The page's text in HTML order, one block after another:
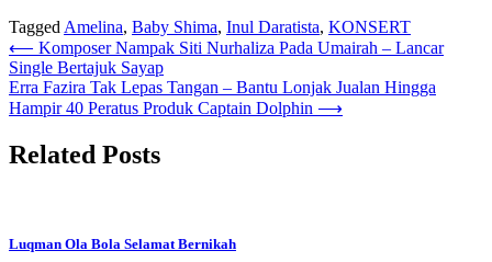
Tagged Amelina, Baby Shima, Inul Daratista, KONSERT
Post
navigation
⟵ Komposer Nampak Siti Nurhaliza Pada Umairah – Lancar
Single Bertajuk Sayap
Erra Fazira Tak Lepas Tangan – Bantu Lonjak Jualan Hingga
Hampir 40 Peratus Produk Captain Dolphin ⟶
Related Posts
Luqman Ola Bola Selamat Bernikah